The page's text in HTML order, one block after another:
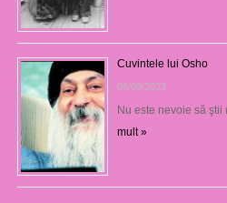
Cuvintele lui Osho
06/09/2023
Nu este nevoie să ştii
mult »